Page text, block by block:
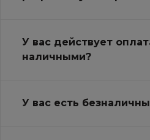
У вас действует
наличными?
У вас есть